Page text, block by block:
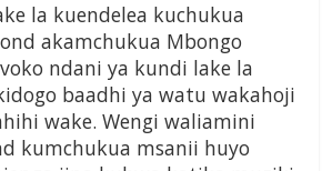
la kuendelea kuchukua
akamchukua Mbongo
ndani ya kundi lake la
baadhi ya watu wakahoji
wake. Wengi waliamini
kumchukua msanii huyo